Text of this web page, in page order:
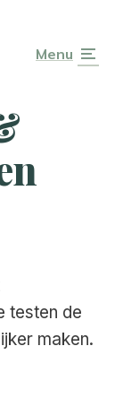
Menu
testen de
maken.